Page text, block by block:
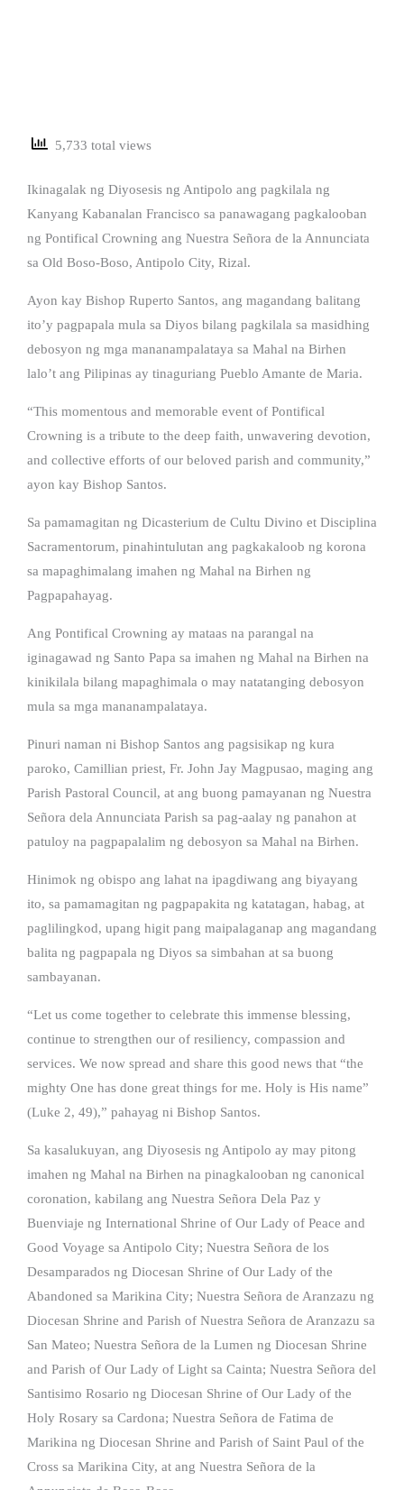
5,733 total views
Ikinagalak ng Diyosesis ng Antipolo ang pagkilala ng
Kanyang Kabanalan Francisco sa panawagang pagkalooban
ng Pontifical Crowning ang Nuestra Señora de la Annunciata
sa Old Boso-Boso, Antipolo City, Rizal.
Ayon kay Bishop Ruperto Santos, ang magandang balitang
ito’y pagpapala mula sa Diyos bilang pagkilala sa masidhing
debosyon ng mga mananampalataya sa Mahal na Birhen
lalo’t ang Pilipinas ay tinaguriang Pueblo Amante de Maria.
“This momentous and memorable event of Pontifical
Crowning is a tribute to the deep faith, unwavering devotion,
and collective efforts of our beloved parish and community,”
ayon kay Bishop Santos.
Sa pamamagitan ng Dicasterium de Cultu Divino et Disciplina
Sacramentorum, pinahintulutan ang pagkakaloob ng korona
sa mapaghimalang imahen ng Mahal na Birhen ng
Pagpapahayag.
Ang Pontifical Crowning ay mataas na parangal na
iginagawad ng Santo Papa sa imahen ng Mahal na Birhen na
kinikilala bilang mapaghimala o may natatanging debosyon
mula sa mga mananampalataya.
Pinuri naman ni Bishop Santos ang pagsisikap ng kura
paroko, Camillian priest, Fr. John Jay Magpusao, maging ang
Parish Pastoral Council, at ang buong pamayanan ng Nuestra
Señora dela Annunciata Parish sa pag-aalay ng panahon at
patuloy na pagpapalalim ng debosyon sa Mahal na Birhen.
Hinimok ng obispo ang lahat na ipagdiwang ang biyayang
ito, sa pamamagitan ng pagpapakita ng katatagan, habag, at
paglilingkod, upang higit pang maipalaganap ang magandang
balita ng pagpapala ng Diyos sa simbahan at sa buong
sambayanan.
“Let us come together to celebrate this immense blessing,
continue to strengthen our of resiliency, compassion and
services. We now spread and share this good news that “the
mighty One has done great things for me. Holy is His name”
(Luke 2, 49),” pahayag ni Bishop Santos.
Sa kasalukuyan, ang Diyosesis ng Antipolo ay may pitong
imahen ng Mahal na Birhen na pinagkalooban ng canonical
coronation, kabilang ang Nuestra Señora Dela Paz y
Buenviaje ng International Shrine of Our Lady of Peace and
Good Voyage sa Antipolo City; Nuestra Señora de los
Desamparados ng Diocesan Shrine of Our Lady of the
Abandoned sa Marikina City; Nuestra Señora de Aranzazu ng
Diocesan Shrine and Parish of Nuestra Señora de Aranzazu sa
San Mateo; Nuestra Señora de la Lumen ng Diocesan Shrine
and Parish of Our Lady of Light sa Cainta; Nuestra Señora del
Santisimo Rosario ng Diocesan Shrine of Our Lady of the
Holy Rosary sa Cardona; Nuestra Señora de Fatima de
Marikina ng Diocesan Shrine and Parish of Saint Paul of the
Cross sa Marikina City, at ang Nuestra Señora de la